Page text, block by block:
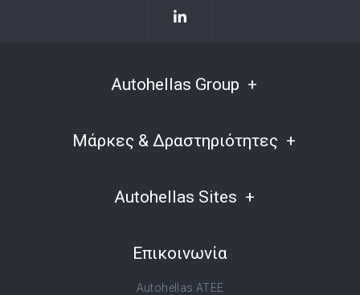
Autohellas Group
Μάρκες & Δραστηριότητες
Autohellas Sites
Επικοινωνία
Autohellas ATEE